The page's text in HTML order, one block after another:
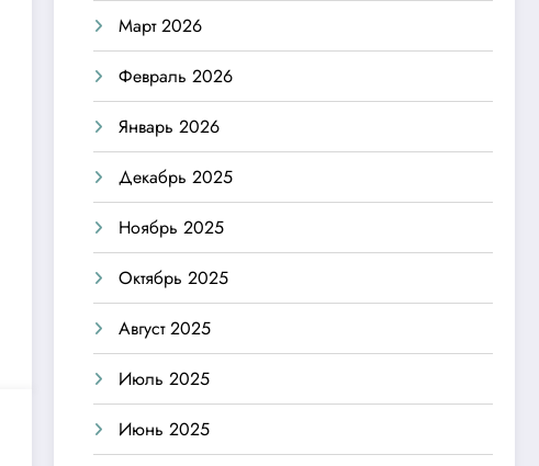
Март 2026
Февраль 2026
Январь 2026
Декабрь 2025
Ноябрь 2025
Октябрь 2025
Август 2025
Июль 2025
Июнь 2025